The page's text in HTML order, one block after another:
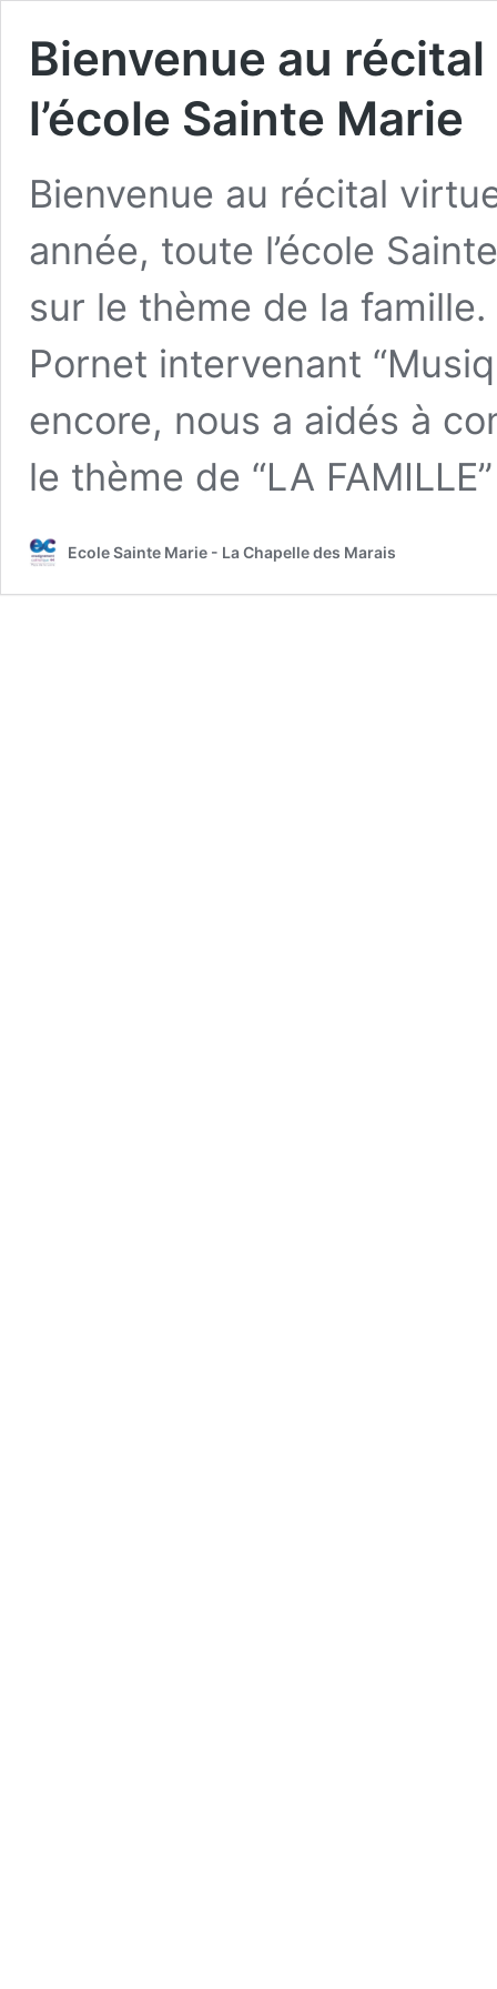
Bienvenue au
l’école Sainte Marie
Bienvenue au récital
année, toute l’école
sur le thème de la
Pornet intervenant
encore, nous a aidés à
le thème de “LA
Ecole Sainte Marie - La Chapelle des Marais